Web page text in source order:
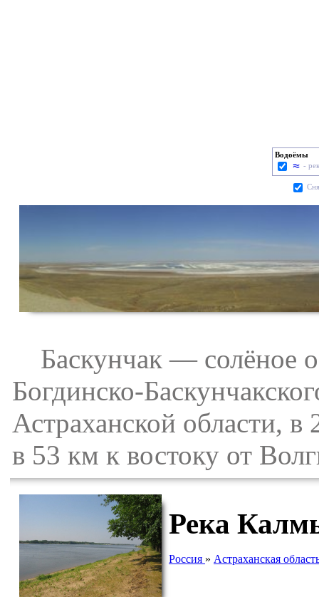
Водоёмы
-
Баскунчак — солёное
Богдинско-
Астраханской области,
в 53 км к востоку от
Река
Россия » Астраханская